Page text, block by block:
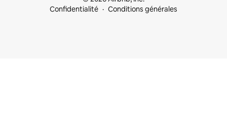
Confidentialité
Conditions générales